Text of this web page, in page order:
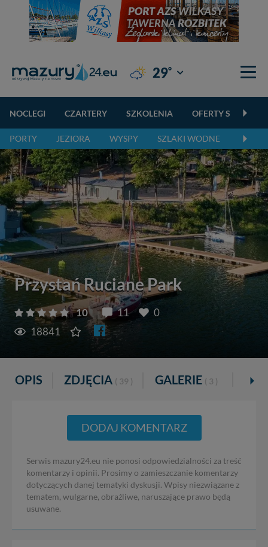
29° Giżycko
NOCLEGI CZARTERY SZKOLENIA OFERTY
PORTY JEZIORA WYSPY SZLAKI WODNE
Przystań Ruciane Park
10 11
0
18841
OPIS ZDJĘCIA ( 39 ) GALERIE ( 3 ) VR
DODAJ KOMENTARZ
Serwis mazury24.eu nie ponosi odpowiedzialności za treść
komentarzy i opinii. Prosimy o zamieszczanie komentarzy
dotyczących danej tematyki dyskusji. Wpisy niezwiązane z
tematem, wulgarne, obraźliwe, naruszające prawo będą
usuwane.